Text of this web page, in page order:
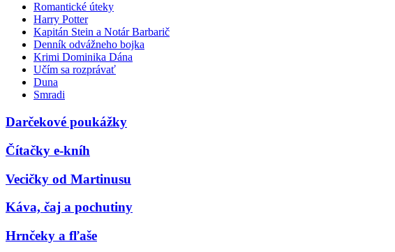
Romantické úteky
Harry Potter
Kapitán Stein a Notár Barbarič
Denník odvážneho bojka
Krimi Dominika Dána
Učím sa rozprávať
Duna
Smradi
Darčekové poukážky
Čítačky e-kníh
Vecičky od Martinusu
Káva, čaj a pochutiny
Hrnčeky a fľaše